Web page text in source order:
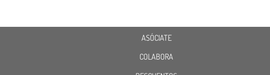
ASÓCIATE
COLABORA